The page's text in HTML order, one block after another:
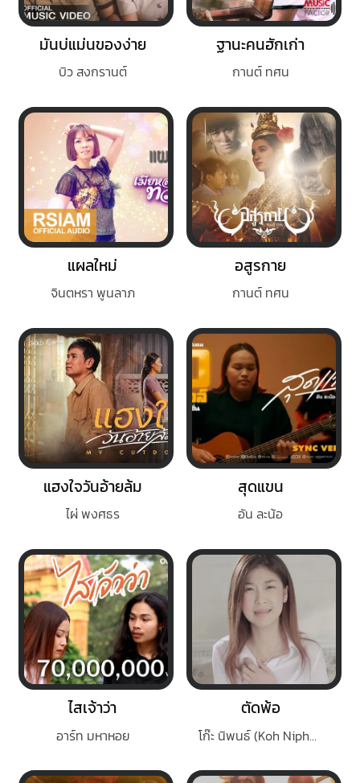
มันบ่แม่นของง่าย
บิว สงกรานต์
ฐานะคนฮักเก่า
กานต์ ทศน
แผลใหม่
จินตหรา พูนลาภ
อสูรกาย
กานต์ ทศน
แฮงใจวันอ้ายล้ม
ไผ่ พงศธร
สุดแขน
อัน ละน้อ
ไสเจ้าว่า
อาร์ท มหาหอย
ตัดพ้อ
โก๊ะ นิพนธ์ (Koh Niphon)